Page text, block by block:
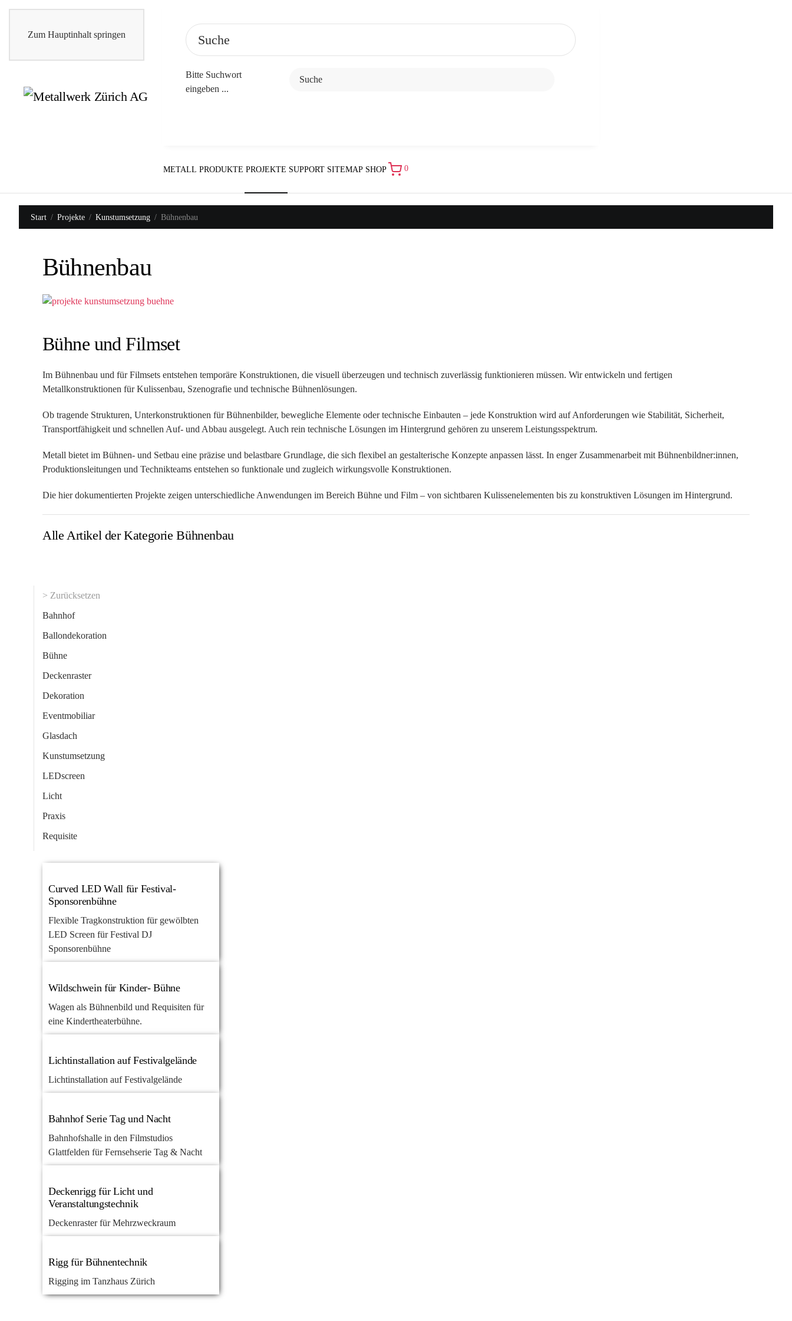
Zum Hauptinhalt springen
Bitte Suchwort
eingeben ...
METALL PRODUKTE PROJEKTE SUPPORT SITEMAP SHOP 0
Start Projekte Kunstumsetzung Bühnenbau
Bühnenbau
Bühne und Filmset
Im Bühnenbau und für Filmsets entstehen temporäre Konstruktionen, die visuell überzeugen und technisch zuverlässig funktionieren müssen. Wir entwickeln und fertigen
Metallkonstruktionen für Kulissenbau, Szenografie und technische Bühnenlösungen.
Ob tragende Strukturen, Unterkonstruktionen für Bühnenbilder, bewegliche Elemente oder technische Einbauten – jede Konstruktion wird auf Anforderungen wie Stabilität, Sicherheit,
Transportfähigkeit und schnellen Auf- und Abbau ausgelegt. Auch rein technische Lösungen im Hintergrund gehören zu unserem Leistungsspektrum.
Metall bietet im Bühnen- und Setbau eine präzise und belastbare Grundlage, die sich flexibel an gestalterische Konzepte anpassen lässt. In enger Zusammenarbeit mit Bühnenbildner:innen,
Produktionsleitungen und Technikteams entstehen so funktionale und zugleich wirkungsvolle Konstruktionen.
Die hier dokumentierten Projekte zeigen unterschiedliche Anwendungen im Bereich Bühne und Film – von sichtbaren Kulissenelementen bis zu konstruktiven Lösungen im Hintergrund.
Alle Artikel der Kategorie Bühnenbau
> Zurücksetzen
Bahnhof
Ballondekoration
Bühne
Deckenraster
Dekoration
Eventmobiliar
Glasdach
Kunstumsetzung
LEDscreen
Licht
Praxis
Requisite
Stahlbau
Wagen
Wellblech
Curved LED Wall für Festival-
Sponsorenbühne
Flexible Tragkonstruktion für gewölbten
LED Screen für Festival DJ
Sponsorenbühne
Wildschwein für Kinder- Bühne
Wagen als Bühnenbild und Requisiten für
eine Kindertheaterbühne.
Lichtinstallation auf Festivalgelände
Lichtinstallation auf Festivalgelände
Bahnhof Serie Tag und Nacht
Bahnhofshalle in den Filmstudios
Glattfelden für Fernsehserie Tag & Nacht
Deckenrigg für Licht und
Veranstaltungstechnik
Deckenraster für Mehrzweckraum
Rigg für Bühnentechnik
Rigging im Tanzhaus Zürich